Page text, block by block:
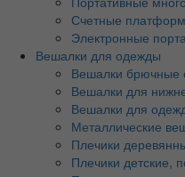
Счетные
Электронные
Вешалки для одежды
Вешалки брючные
Вешалки для
Вешалки для
Металлические
Плечики
Плечики детские,